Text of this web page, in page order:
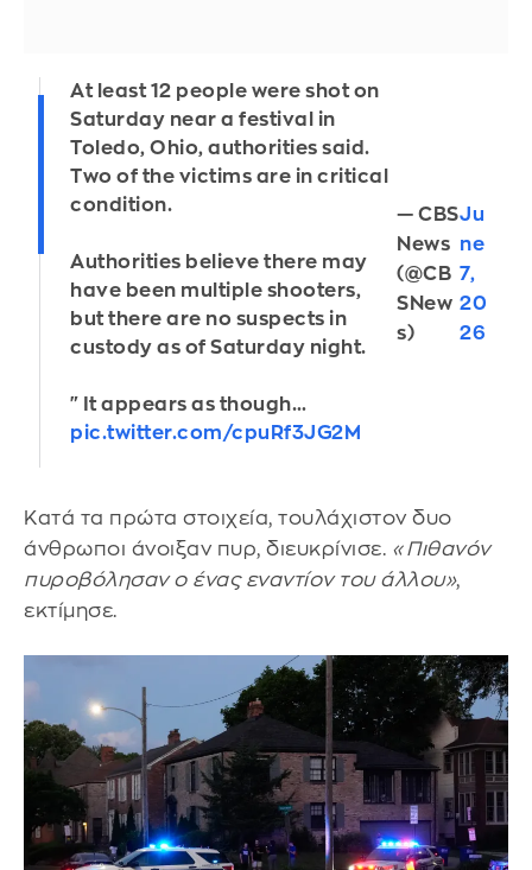
At least 12 people were shot on
Saturday near a festival in
Toledo, Ohio, authorities said.
Two of the victims are in critical
condition.
Authorities believe there may
have been multiple shooters,
but there are no suspects in
custody as of Saturday night.
"It appears as though…
pic.twitter.com/cpuRf3JG2M
— CBS
News
(@CB
SNew
s)
Ju
ne
7,
20
26
Κατά τα πρώτα στοιχεία, τουλάχιστον δυο
άνθρωποι άνοιξαν πυρ, διευκρίνισε. «Πιθανόν
πυροβόλησαν ο ένας εναντίον του άλλου»,
εκτίμησε.